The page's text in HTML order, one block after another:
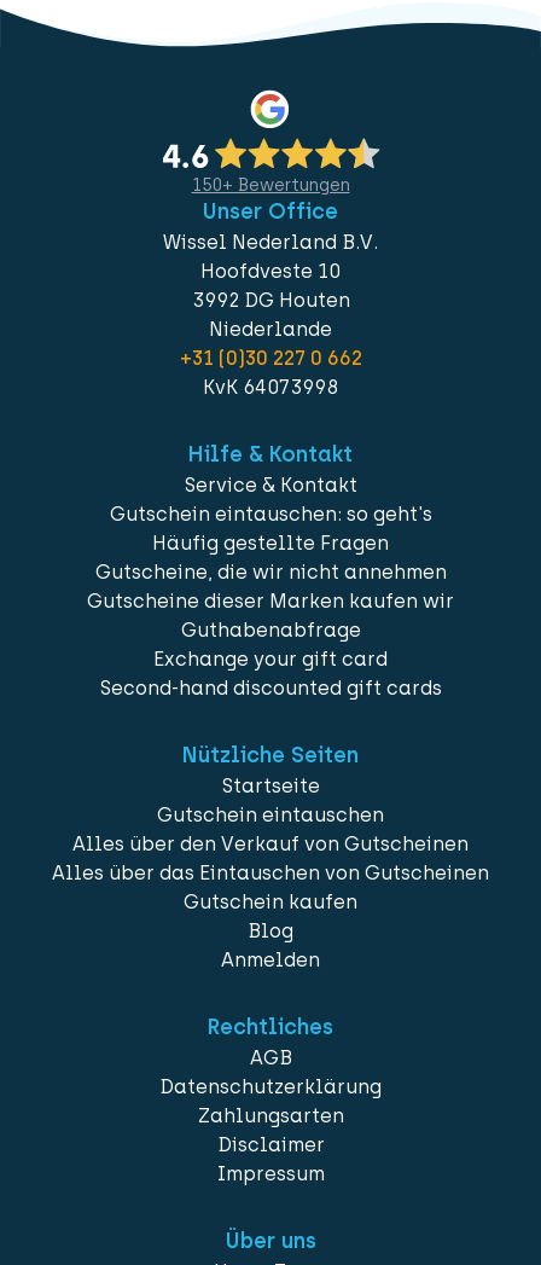
150+ Bewertungen
Unser Office
Wissel Nederland B.V.
Hoofdveste 10
3992 DG Houten
Niederlande
+31 (0)30 227 0 662
KvK 64073998
Hilfe & Kontakt
Service & Kontakt
Gutschein eintauschen: so geht's
Häufig gestellte Fragen
Gutscheine, die wir nicht annehmen
Gutscheine dieser Marken kaufen wir
Guthabenabfrage
Exchange your gift card
Second-hand discounted gift cards
Nützliche Seiten
Startseite
Gutschein eintauschen
Alles über den Verkauf von Gutscheinen
Alles über das Eintauschen von Gutscheinen
Gutschein kaufen
Blog
Anmelden
Rechtliches
AGB
Datenschutzerklärung
Zahlungsarten
Disclaimer
Impressum
Über uns